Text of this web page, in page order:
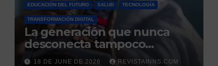
EDUCACIÓN DEL FUTURO SALUD TECNOLOGÍA
TRANSFORMACIÓN DIGITAL
La generación que nunca
desconecta tampoco
duerme
18 DE JUNE DE 2026 REVISTAINNS.COM